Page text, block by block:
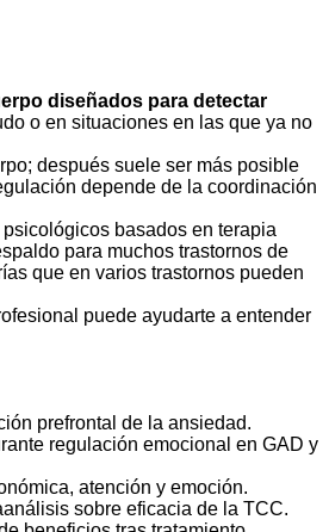
diseñados para detectar
o en situaciones en las que ya no
después suele ser más posible
depende de la coordinación
basados en terapia
para muchos trastornos de
que en varios trastornos pueden
puede ayudarte a entender
prefrontal de la ansiedad.
regulación emocional en GAD y
atención y emoción.
sobre eficacia de la TCC.